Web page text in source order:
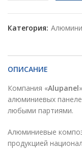
Категория:
ОПИСАНИЕ
Компания «Alupanel
алюминиевых
любыми партиями.
Алюминиевые
продукцией